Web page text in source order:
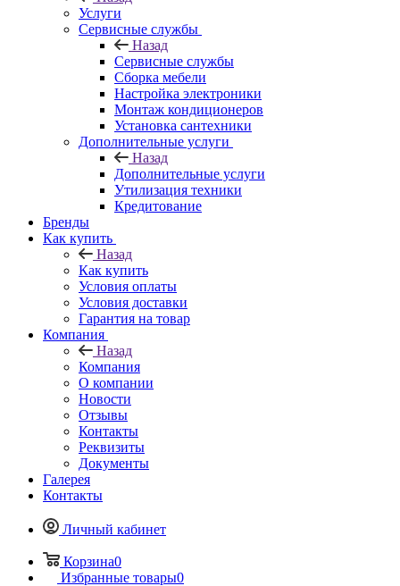
Услуги
Сервисные службы
Назад
Сервисные службы
Сборка мебели
Настройка электроники
Монтаж кондиционеров
Установка сантехники
Дополнительные услуги
Назад
Дополнительные услуги
Утилизация техники
Кредитование
Бренды
Как купить
Назад
Как купить
Условия оплаты
Условия доставки
Гарантия на товар
Компания
Назад
Компания
О компании
Новости
Отзывы
Контакты
Реквизиты
Документы
Галерея
Контакты
Личный кабинет
Корзина0
Избранные товары0